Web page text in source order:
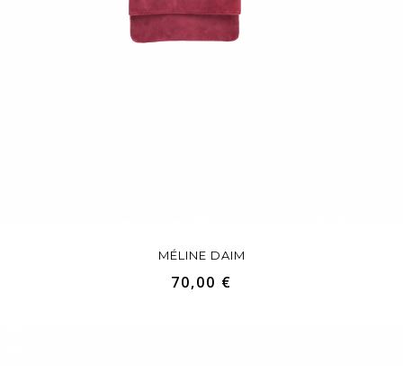
MÉLINE DAIM
70,00 €